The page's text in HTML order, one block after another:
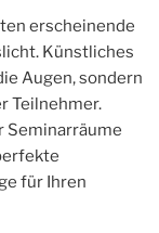
erscheinende
Künstliches
Augen, sondern
Teilnehmer.
Seminarräume
für Ihren